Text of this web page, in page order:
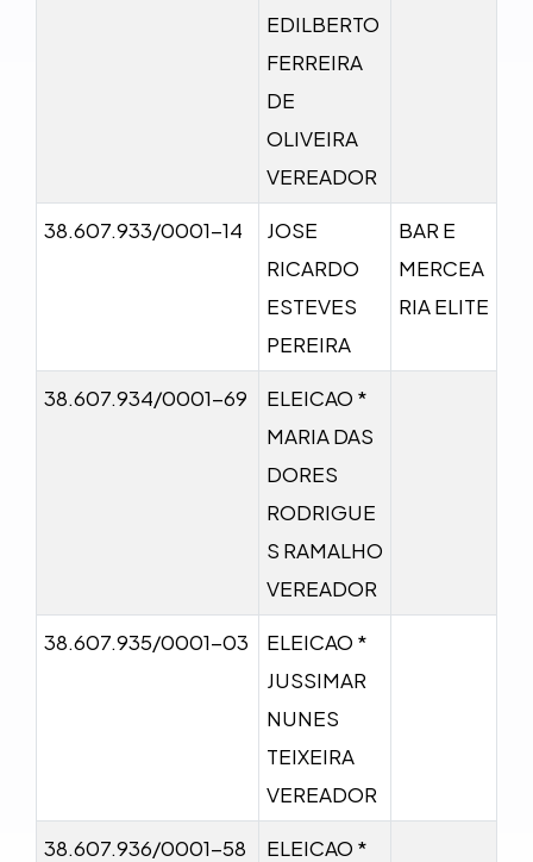
EDILBERTO
FERREIRA
DE
OLIVEIRA
VEREADOR
38.607.933/0001-14
JOSE
RICARDO
ESTEVES
PEREIRA
BAR E
MERCEA
RIA ELITE
38.607.934/0001-69
ELEICAO *
MARIA DAS
DORES
RODRIGUE
S RAMALHO
VEREADOR
38.607.935/0001-03
ELEICAO *
JUSSIMAR
NUNES
TEIXEIRA
VEREADOR
38.607.936/0001-58
ELEICAO *